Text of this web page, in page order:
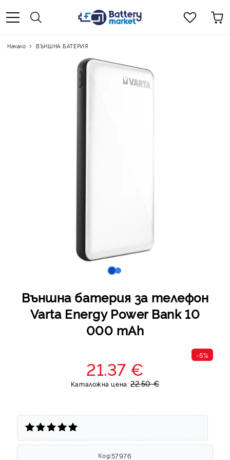
Начало ВЪНШНА БАТЕРИЯ
Външна батерия за телефон
Varta Energy Power Bank 10
000 mAh
-5%
21.37 €
Каталожна цена: 22.50 €
Код:57976